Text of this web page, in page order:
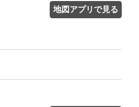
地図アプリで見る